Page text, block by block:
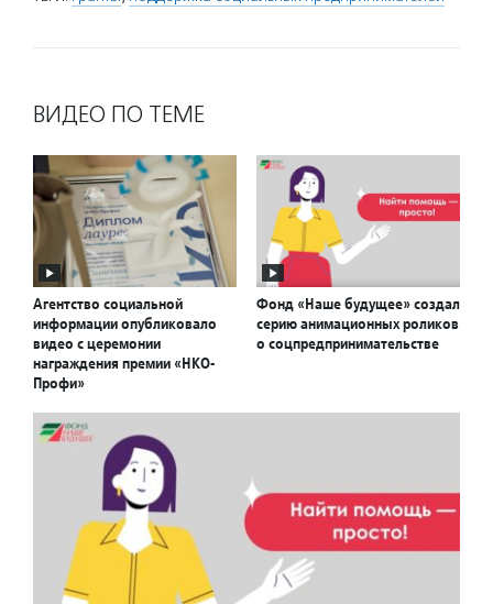
ВИДЕО ПО ТЕМЕ
Агентство социальной
информации опубликовало
видео с церемонии
награждения премии «НКО-
Профи»
Фонд «Наше будущее» создал
серию анимационных роликов
о соцпредпринимательстве